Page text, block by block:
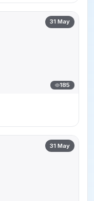
31 May
185
31 May